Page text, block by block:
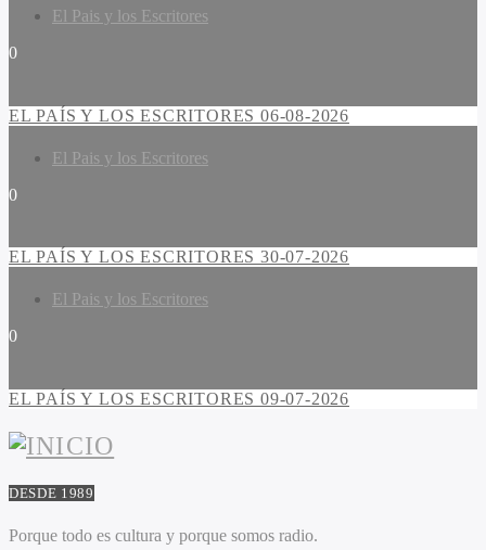
El Pais y los Escritores
0
EL PAÍS Y LOS ESCRITORES 06-08-2026
El Pais y los Escritores
0
EL PAÍS Y LOS ESCRITORES 30-07-2026
El Pais y los Escritores
0
EL PAÍS Y LOS ESCRITORES 09-07-2026
DESDE 1989
Porque todo es cultura y porque somos radio.